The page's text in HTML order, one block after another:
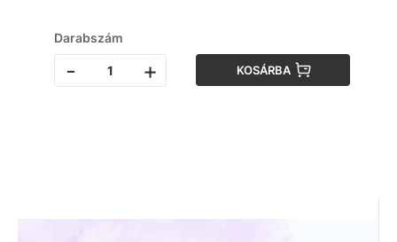
Darabszám
- + KOSÁRBA